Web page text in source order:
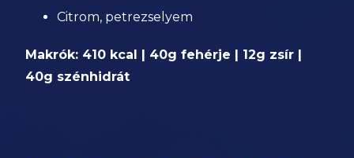
Citrom, petrezselyem
Makrók: 410 kcal | 40g fehérje | 12g zsír |
40g szénhidrát